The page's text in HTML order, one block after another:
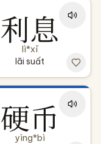
利息
lì*xī
lãi suất
硬币
yìng*bì